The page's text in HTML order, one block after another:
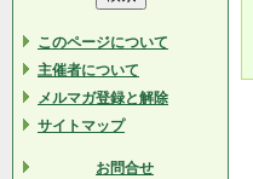
このページについて
主催者について
メルマガ登録と解除
サイトマップ
お問合せ